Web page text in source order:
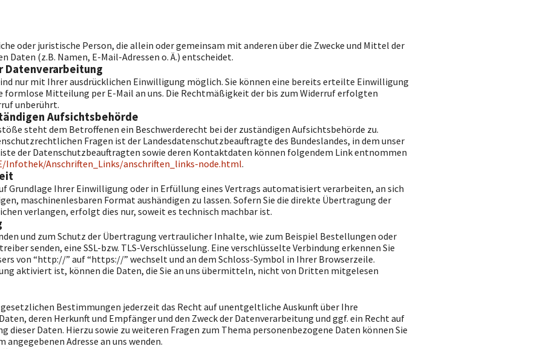
oder juristische Person, die allein oder gemeinsam mit anderen über die Zwecke und Mittel der
Daten (z.B. Namen, E-Mail-Adressen o. Ä.) entscheidet.
Datenverarbeitung
nur mit Ihrer ausdrücklichen Einwilligung möglich. Sie können eine bereits erteilte Einwilligung
formlose Mitteilung per E-Mail an uns. Die Rechtmäßigkeit der bis zum Widerruf erfolgten
unberührt.
Aufsichtsbehörde
steht dem Betroffenen ein Beschwerderecht bei der zuständigen Aufsichtsbehörde zu.
Fragen ist der Landesdatenschutzbeauftragte des Bundeslandes, in dem unser
der Datenschutzbeauftragten sowie deren Kontaktdaten können folgendem Link entnommen
Infothek/Anschriften_Links/anschriften_links-node.html.
Grundlage Ihrer Einwilligung oder in Erfüllung eines Vertrags automatisiert verarbeiten, an sich
maschinenlesbaren Format aushändigen zu lassen. Sofern Sie die direkte Übertragung der
verlangen, erfolgt dies nur, soweit es technisch machbar ist.
und zum Schutz der Übertragung vertraulicher Inhalte, wie zum Beispiel Bestellungen oder
senden, eine SSL-bzw. TLS-Verschlüsselung. Eine verschlüsselte Verbindung erkennen Sie
von “http://” auf “https://” wechselt und an dem Schloss-Symbol in Ihrer Browserzeile.
aktiviert ist, können die Daten, die Sie an uns übermitteln, nicht von Dritten mitgelesen
Bestimmungen jederzeit das Recht auf unentgeltliche Auskunft über Ihre
deren Herkunft und Empfänger und den Zweck der Datenverarbeitung und ggf. ein Recht auf
dieser Daten. Hierzu sowie zu weiteren Fragen zum Thema personenbezogene Daten können Sie
Adresse an uns wenden.